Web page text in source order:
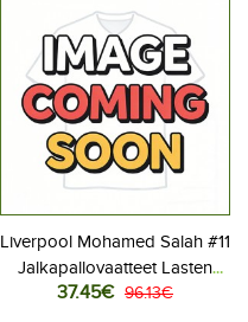
Liverpool Mohamed Salah #11
Jalkapallovaatteet Lasten
Kolmas peliasu 2026-27
37.45€ 96.13€